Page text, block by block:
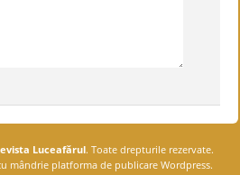
Luceafărul. Toate drepturile rezervate.
mândrie platforma de publicare Wordpress.